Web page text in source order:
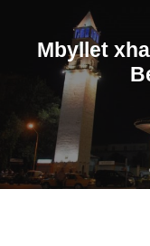
Mbyllet